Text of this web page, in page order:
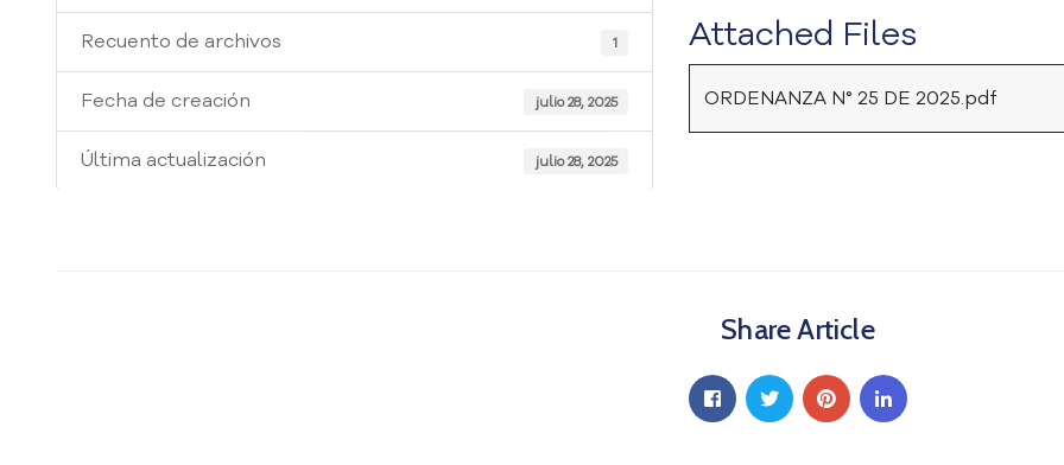
Recuento de archivos 1
Fecha de creación julio 28, 2025
Última actualización julio 28, 2025
Attached Files
ORDENANZA N° 25 DE 2025.pdf
Share Article